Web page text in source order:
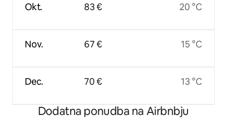
Okt.
Nov.
Dec.
83 €
67 €
70 €
20 °C
15 °C
13 °C
Dodatna ponudba na Airbnbju